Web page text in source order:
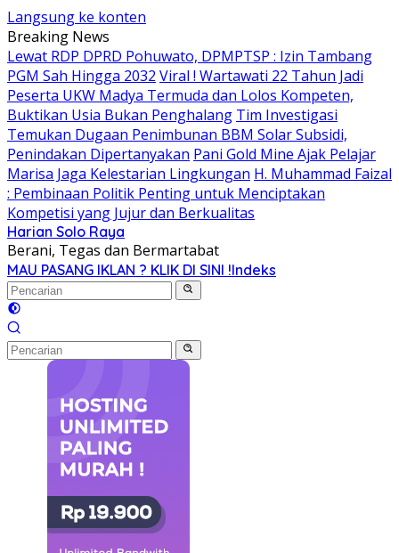
Langsung ke konten
Breaking News
Lewat RDP DPRD Pohuwato, DPMPTSP : Izin Tambang
PGM Sah Hingga 2032 Viral ! Wartawati 22 Tahun Jadi
Peserta UKW Madya Termuda dan Lolos Kompeten,
Buktikan Usia Bukan Penghalang Tim Investigasi
Temukan Dugaan Penimbunan BBM Solar Subsidi,
Penindakan Dipertanyakan Pani Gold Mine Ajak Pelajar
Marisa Jaga Kelestarian Lingkungan H. Muhammad Faizal
: Pembinaan Politik Penting untuk Menciptakan
Kompetisi yang Jujur dan Berkualitas
Harian Solo Raya
Berani, Tegas dan Bermartabat
MAU PASANG IKLAN ? KLIK DI SINI !Indeks